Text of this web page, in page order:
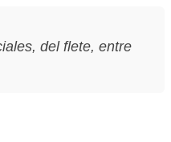
del flete, entre